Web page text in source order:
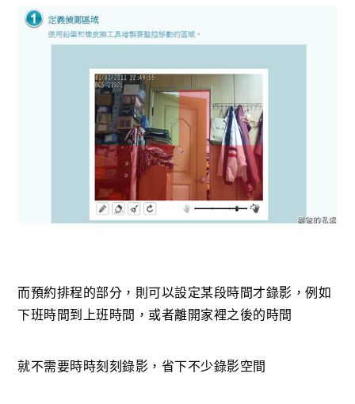
而預約排程的部分，則可以設定某段時間才錄影，例如
下班時間到上班時間，或者離開家裡之後的時間
就不需要時時刻刻錄影，省下不少錄影空間